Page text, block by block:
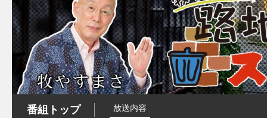
番組トップ 放送内容